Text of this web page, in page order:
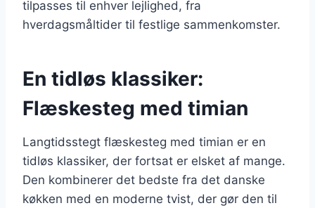
tilpasses til enhver lejlighed, fra
hverdagsmåltider til festlige sammenkomster.
En tidløs klassiker:
Flæskesteg med timian
Langtidsstegt flæskesteg med timian er en
tidløs klassiker, der fortsat er elsket af mange.
Den kombinerer det bedste fra det danske
køkken med en moderne tvist, der gør den til